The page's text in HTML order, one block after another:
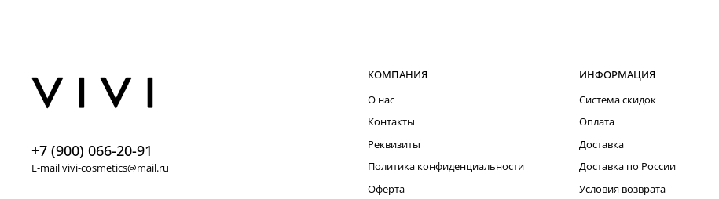
КОМПАНИЯ
О нас
Контакты
Реквизиты
Политика конфиденциальности
Оферта
ИНФОРМАЦИЯ
Система скидок
Оплата
Доставка
Доставка по России
Условия возврата
+7 (900) 066-20-91
E-mail vivi-cosmetics@mail.ru